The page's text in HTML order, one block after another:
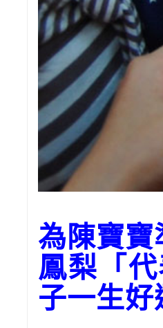
為陳寶
鳳梨「
子一生好